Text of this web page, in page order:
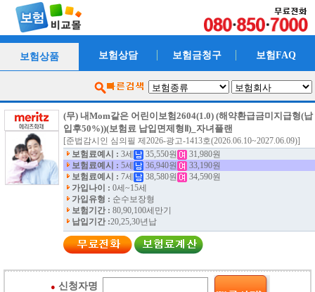
보험상품 보험상담 보험금청구 보험FAQ
(무) 내Mom같은 어린이보험2604(1.0) (해약환급금미지급형(납
입후50%))(보험료 납입면제형Ⅱ)_자녀플랜
[준법감시인 심의필 제2026-광고-1413호(2026.06.10~2027.06.09)]
보험료예시 : 3세 35,550원
31,980원
보험료예시 : 5세 36,940원
33,190원
보험료예시 : 7세 38,580원
34,590원
가입나이 : 0세~15세
가입유형 : 순수보장형
보험기간 : 80,90,100세만기
납입기간 :20,25,30년납
● 신청자명